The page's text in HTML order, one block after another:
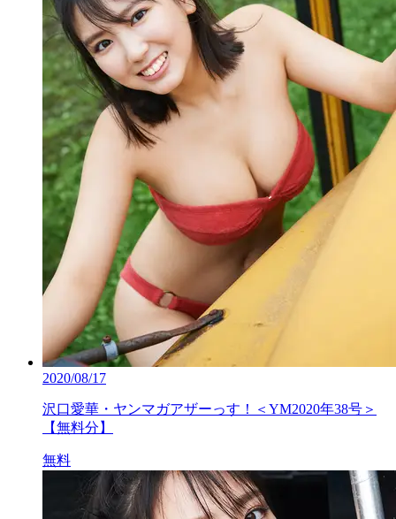
2020/08/17
沢口愛華・ヤンマガアザーっす！＜YM2020年38号＞
【無料分】
無料